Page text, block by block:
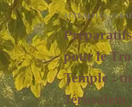
ACTUALITÉS|
pour le
Temple :
Jérusalem